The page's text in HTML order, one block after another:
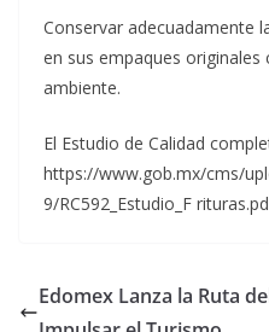
Conservar adecuadamente
en sus empaques
ambiente.
El Estudio de Calidad
https://www.gob.mx/cms/
9/RC592_Estudio_F
Edomex Lanza la Ruta